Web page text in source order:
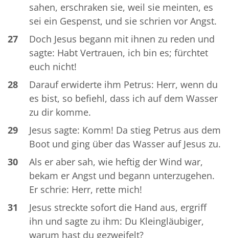
sahen, erschraken sie, weil sie meinten, es
sei ein Gespenst, und sie schrien vor Angst.
27
Doch Jesus begann mit ihnen zu reden und
sagte: Habt Vertrauen, ich bin es; fürchtet
euch nicht!
28
Darauf erwiderte ihm Petrus: Herr, wenn du
es bist, so befiehl, dass ich auf dem Wasser
zu dir komme.
29
Jesus sagte: Komm! Da stieg Petrus aus dem
Boot und ging über das Wasser auf Jesus zu.
30
Als er aber sah, wie heftig der Wind war,
bekam er Angst und begann unterzugehen.
Er schrie: Herr, rette mich!
31
Jesus streckte sofort die Hand aus, ergriff
ihn und sagte zu ihm: Du Kleingläubiger,
warum hast du gezweifelt?